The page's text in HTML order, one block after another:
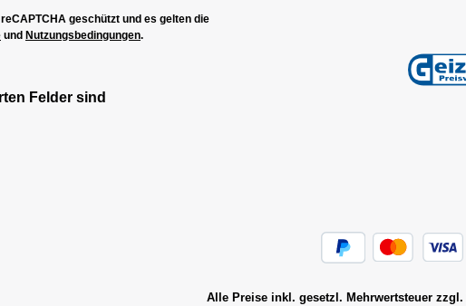
geschützt und es gelten die
und Nutzungsbedingungen.
Felder sind
Alle Preise inkl. gesetzl. Mehrwertsteuer zzgl.